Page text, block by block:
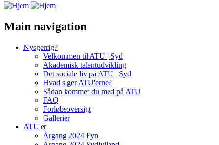
Main navigation
Nysgerrig?
Velkommen til ATU | Syd
Akademisk talentudvikling
Det sociale liv på ATU | Syd
Hvad siger ATU'erne?
Sådan kommer du med på ATU
FAQ
Forløbsoversigt
Gallerier
ATU'er
Årgang 2024 Fyn